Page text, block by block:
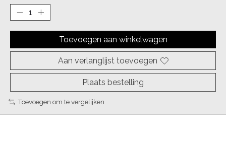
Toevoegen aan winkelwagen
Aan verlanglijst toevoegen
Plaats bestelling
Toevoegen om te vergelijken